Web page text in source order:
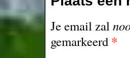
Je email zal
gemarkeerd *